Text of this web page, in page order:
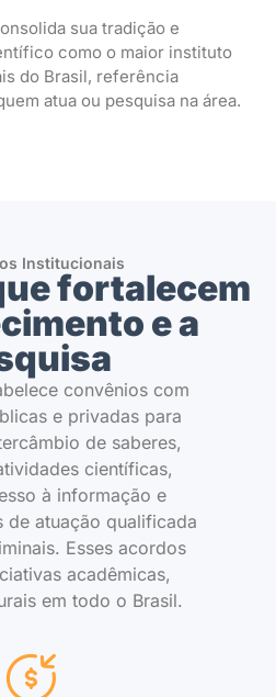
sua tradição e
como o maior instituto
do Brasil, referência
atua ou pesquisa na área.
Institucionais
fortalecem
e a
convênios com
e privadas para
de saberes,
científicas,
à informação e
de atuação qualificada
Esses acordos
acadêmicas,
em todo o Brasil.